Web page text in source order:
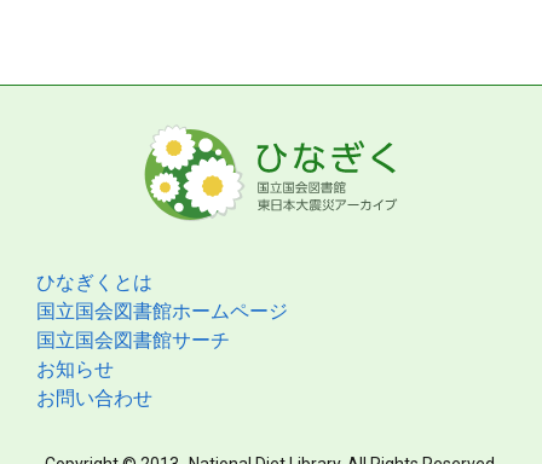
ひなぎくとは
国立国会図書館ホームページ
国立国会図書館サーチ
お知らせ
お問い合わせ